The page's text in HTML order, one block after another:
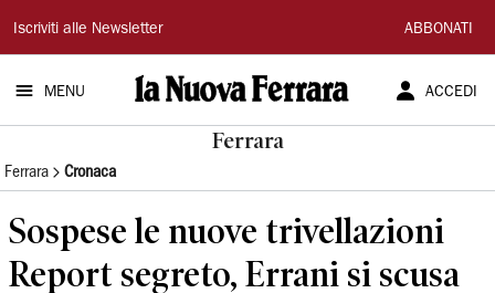
La
Nuova
Ferrara
Iscriviti alle Newsletter ABBONATI
MENU ACCEDI
Ferrara
Ferrara Cronaca
Sospese le nuove trivellazioni
Report segreto, Errani si scusa